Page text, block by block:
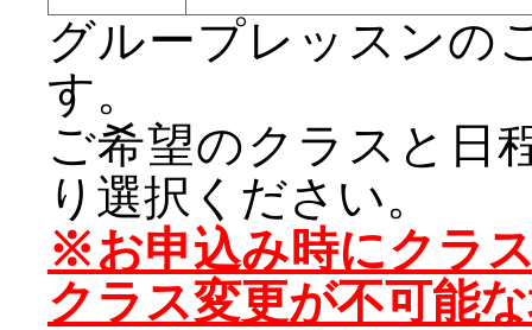
グループレッスンの
す。
ご希望のクラスと日
り選択ください。
※お申込み時にクラ
クラス変更が不可能